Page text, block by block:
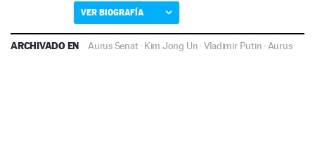
VER BIOGRAFÍA
ARCHIVADO EN Aurus Senat· Kim Jong Un ·Vladimir Putin · Aurus